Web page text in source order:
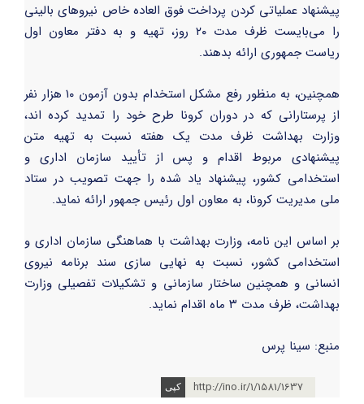
پیشنهاد عملیاتی کردن پرداخت فوق العاده خاص نیروهای بالینی
را می‌بایست ظرف مدت ۲۰ روز، تهیه و به دفتر معاون اول
ریاست جمهوری ارائه بدهند.
همچنین، به منظور رفع مشکل استخدام بدون آزمون ۱۰ هزار نفر
از پرستارانی که در دوران کرونا طرح خود را تمدید کرده اند،
وزارت بهداشت ظرف مدت یک هفته نسبت به تهیه متن
پیشنهادی مربوط اقدام و پس از تأیید سازمان اداری و
استخدامی کشور، پیشنهاد یاد شده را جهت تصویب در ستاد
ملی مدیریت کرونا، به معاون اول رئیس جمهور ارائه نماید.
بر اساس این نامه، وزارت بهداشت با هماهنگی سازمان اداری و
استخدامی کشور، نسبت به نهایی سازی سند برنامه نیروی
انسانی و همچنین ساختار سازمانی و تشکیلات تفصیلی وزارت
بهداشت، ظرف مدت ۳ ماه اقدام نماید.
منبع: سینا پرس
http://ino.ir/1/1581/1637